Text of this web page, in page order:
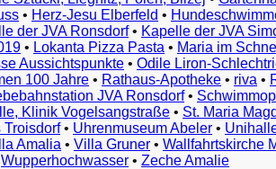
• Herz-Jesu Elberfeld •
der JVA Ronsdorf• Kapelle der JVA
• Lokanta Pizza Pasta • Maria im
Aussichtspunkte • Odile Liron-
100 Jahre • Rathaus-Apotheke • riva •
JVA Ronsdorf•
Klinik Vogelsangstraße • St. Maria
Troisdorf• Uhrenmuseum Abeler •
Amalia • Villa Gruner • Wallfahrtskirche
Wupperhochwasser • Zeche Amalie